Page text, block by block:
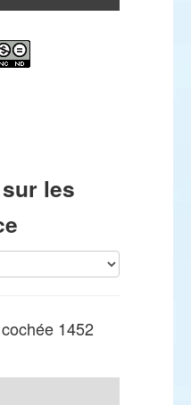
les
1452